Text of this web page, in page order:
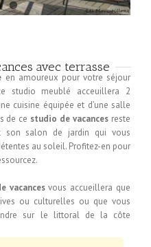
avec terrasse
en amoureux pour votre séjour
studio meublé acceuillera 2
cuisine équipée et d’une salle
de ce studio de vacances reste
son salon de jardin qui vous
au soleil. Profitez-en pour
vacancesvous accueillera que
ou culturelles ou que vous
sur le littoral de la côte